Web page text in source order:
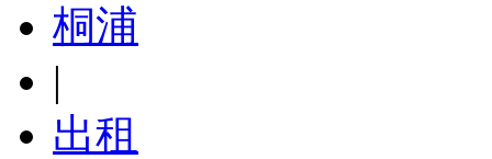
桐浦
|
出租